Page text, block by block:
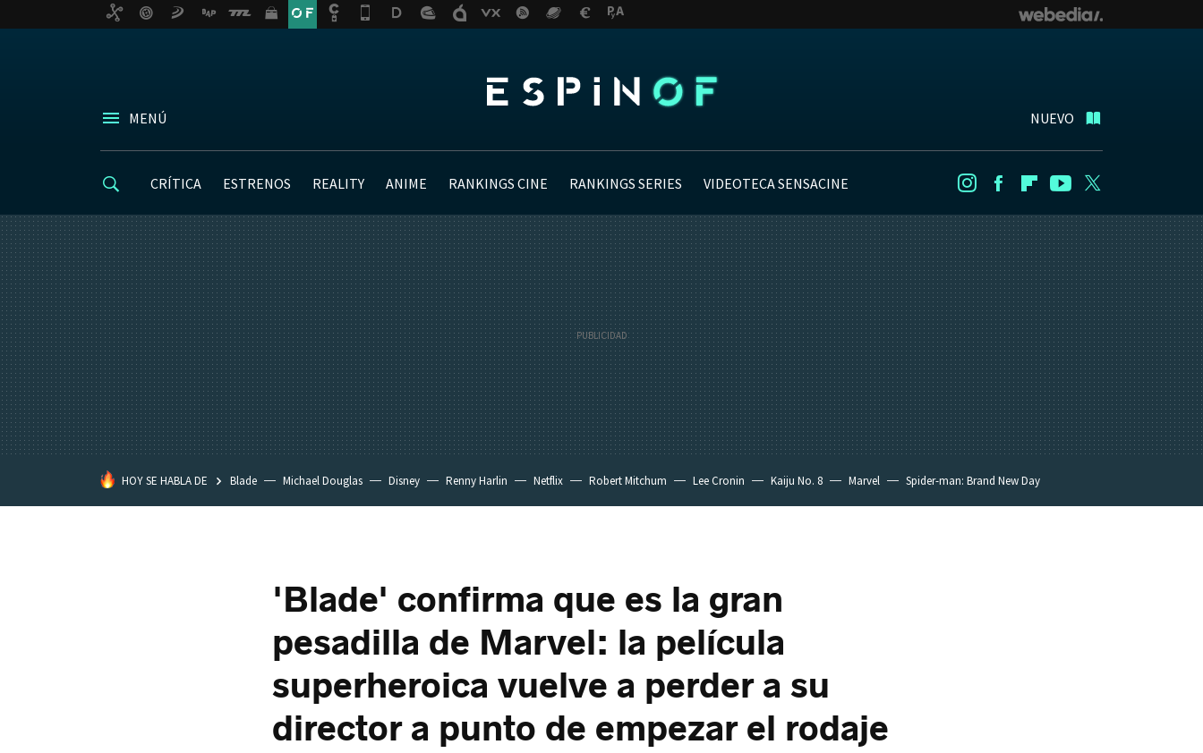
MENÚ NUEVO
CRÍTICA ESTRENOS REALITY ANIME RANKINGS CINE RANKINGS SERIES VIDEOTECA SENSACINE InstagramFacebookFlipboard
Youtube
HOY SE HABLA DE Blade Michael Douglas Disney Renny Harlin Netflix Robert Mitchum Lee Cronin Kaiju No. 8 Marvel Spider-man: Brand New Day
'Blade' confirma que es la gran
pesadilla de Marvel: la película
superheroica vuelve a perder a su
director a punto de empezar el rodaje